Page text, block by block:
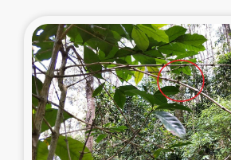
東ティモール豪雨緊
大雨による洪水被災
カカオ生産者支援
シリア国内避難民・帰還民の